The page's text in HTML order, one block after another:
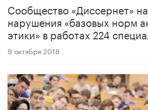
Сообщество «Диссернет»
нарушения «базовых норм
этики» в работах 224
9 октября 2018